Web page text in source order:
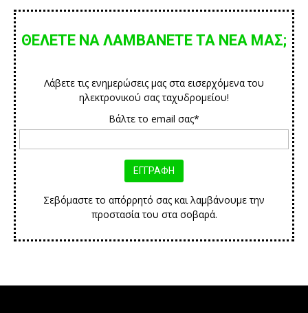
ΘΕΛΕΤΕ ΝΑ ΛΑΜΒΑΝΕΤΕ ΤΑ ΝΕΑ ΜΑΣ;
Λάβετε τις ενημερώσεις μας στα εισερχόμενα του
ηλεκτρονικού σας ταχυδρομείου!
Βάλτε το email σας*
Σεβόμαστε το απόρρητό σας και λαμβάνουμε την
προστασία του στα σοβαρά.